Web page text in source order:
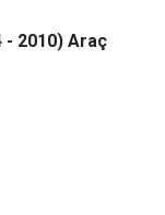
- 2010) Araç